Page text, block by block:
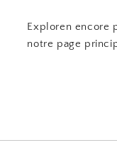
Exploren encore
notre page